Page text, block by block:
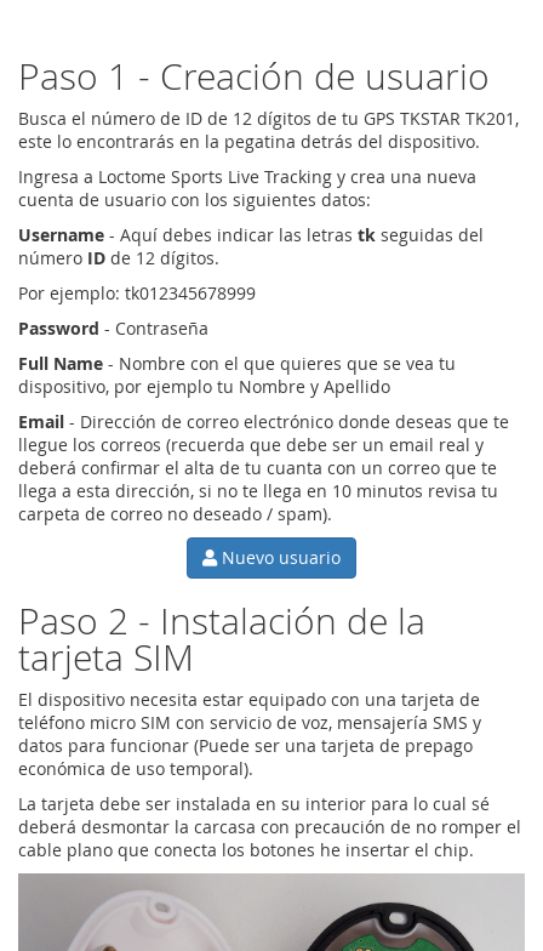
Paso 1 - Creación de usuario
Busca el número de ID de 12 dígitos de tu GPS TKSTAR TK201,
este lo encontrarás en la pegatina detrás del dispositivo.
Ingresa a Loctome Sports Live Tracking y crea una nueva
cuenta de usuario con los siguientes datos:
Username - Aquí debes indicar las letras tk seguidas del
número ID de 12 dígitos.
Por ejemplo: tk012345678999
Password - Contraseña
Full Name - Nombre con el que quieres que se vea tu
dispositivo, por ejemplo tu Nombre y Apellido
Email - Dirección de correo electrónico donde deseas que te
llegue los correos (recuerda que debe ser un email real y
deberá confirmar el alta de tu cuanta con un correo que te
llega a esta dirección, si no te llega en 10 minutos revisa tu
carpeta de correo no deseado / spam).
Nuevo usuario
Paso 2 - Instalación de la
tarjeta SIM
El dispositivo necesita estar equipado con una tarjeta de
teléfono micro SIM con servicio de voz, mensajería SMS y
datos para funcionar (Puede ser una tarjeta de prepago
económica de uso temporal).
La tarjeta debe ser instalada en su interior para lo cual sé
deberá desmontar la carcasa con precaución de no romper el
cable plano que conecta los botones he insertar el chip.